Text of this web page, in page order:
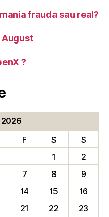
frauda sau real?
August
?
F S
S
1
2
7 8
9
14 15
16
21 22 23